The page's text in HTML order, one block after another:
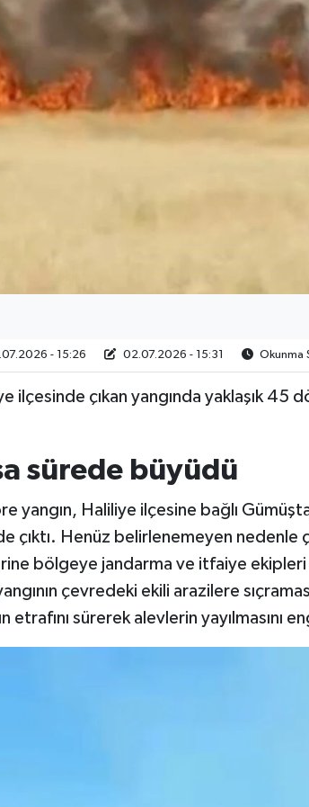
- 15:26 02.07.2026 - 15:31 Okunma
ilçesinde çıkan yangında yaklaşık 45
sürede büyüdü
yangın, Haliliye ilçesine bağlı
çıktı. Henüz belirlenemeyen nedenle
bölgeye jandarma ve itfaiye ekipleri
çevredeki ekili arazilere
sürerek alevlerin yayılmasını